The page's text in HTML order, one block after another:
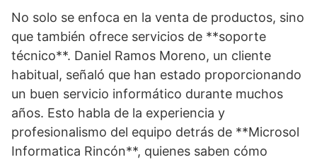
No solo se enfoca en la venta de productos, sino
que también ofrece servicios de **soporte
técnico**. Daniel Ramos Moreno, un cliente
habitual, señaló que han estado proporcionando
un buen servicio informático durante muchos
años. Esto habla de la experiencia y
profesionalismo del equipo detrás de **Microsol
Informatica Rincón**, quienes saben cómo